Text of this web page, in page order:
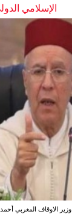
الإسلامي
وزير الاوقاف المغربي أحمد